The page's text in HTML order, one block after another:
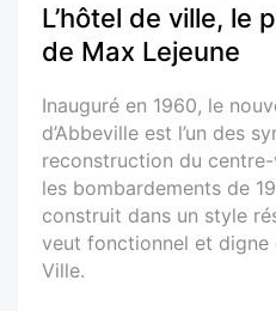
L’hôtel de ville, le
de Max Lejeune
Inauguré en 1960, le
d’Abbeville est l’un des
reconstruction du
les bombardements de
construit dans un style
veut fonctionnel et digne
Ville.